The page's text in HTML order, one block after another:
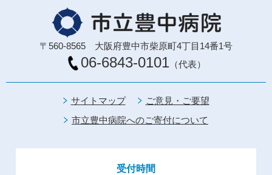
〒560-8565 大阪府豊中市柴原町4丁目14番1号
06-6843-0101（代表）
サイトマップ
ご意見・ご要望
市立豊中病院へのご寄付について
受付時間